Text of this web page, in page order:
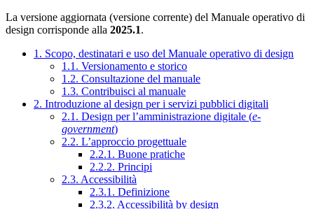
La versione aggiornata (versione corrente) del Manuale operativo di
design corrisponde alla 2025.1.
1. Scopo, destinatari e uso del Manuale operativo di design
1.1. Versionamento e storico
1.2. Consultazione del manuale
1.3. Contribuisci al manuale
2. Introduzione al design per i servizi pubblici digitali
2.1. Design per l’amministrazione digitale (e-
government)
2.2. L’approccio progettuale
2.2.1. Buone pratiche
2.2.2. Principi
2.3. Accessibilità
2.3.1. Definizione
2.3.2. Accessibilità by design